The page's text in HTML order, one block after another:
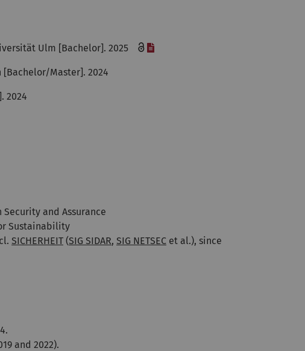
Ulm [Bachelor]. 2025
Master]. 2024
2024
Security and Assurance
Sustainability
SICHERHEIT (SIG SIDAR, SIG NETSEC et al.), since
and 2022).